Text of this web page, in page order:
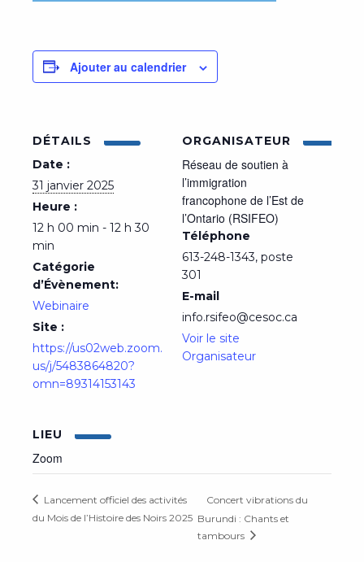
Ajouter au calendrier
DÉTAILS
Date :
31 janvier 2025
Heure :
12 h 00 min - 12 h 30
min
Catégorie
d’Évènement:
Webinaire
Site :
https://us02web.zoom.
us/j/5483864820?
omn=89314153143
ORGANISATEUR
Réseau de soutien à
l’immigration
francophone de l’Est de
l’Ontario (RSIFEO)
Téléphone
613-248-1343, poste
301
E-mail
info.rsifeo@cesoc.ca
Voir le site
Organisateur
LIEU
Zoom
Lancement officiel des activités
du Mois de l’Histoire des Noirs 2025
Concert vibrations du
Burundi : Chants et
tambours